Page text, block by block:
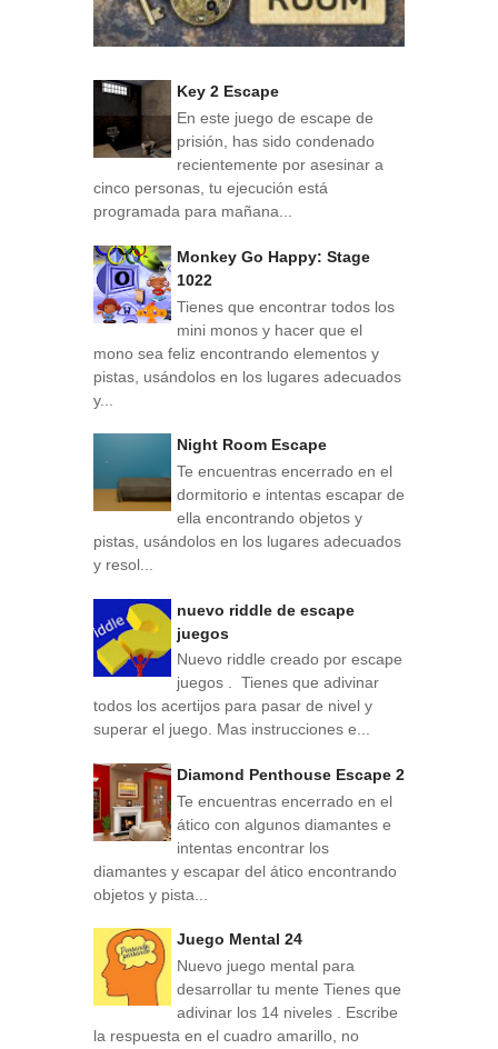
Key 2 Escape
En este juego de escape de
prisión, has sido condenado
recientemente por asesinar a
cinco personas, tu ejecución está
programada para mañana...
Monkey Go Happy: Stage
1022
Tienes que encontrar todos los
mini monos y hacer que el
mono sea feliz encontrando elementos y
pistas, usándolos en los lugares adecuados
y...
Night Room Escape
Te encuentras encerrado en el
dormitorio e intentas escapar de
ella encontrando objetos y
pistas, usándolos en los lugares adecuados
y resol...
nuevo riddle de escape
juegos
Nuevo riddle creado por escape
juegos . Tienes que adivinar
todos los acertijos para pasar de nivel y
superar el juego. Mas instrucciones e...
Diamond Penthouse Escape 2
Te encuentras encerrado en el
ático con algunos diamantes e
intentas encontrar los
diamantes y escapar del ático encontrando
objetos y pista...
Juego Mental 24
Nuevo juego mental para
desarrollar tu mente Tienes que
adivinar los 14 niveles . Escribe
la respuesta en el cuadro amarillo, no